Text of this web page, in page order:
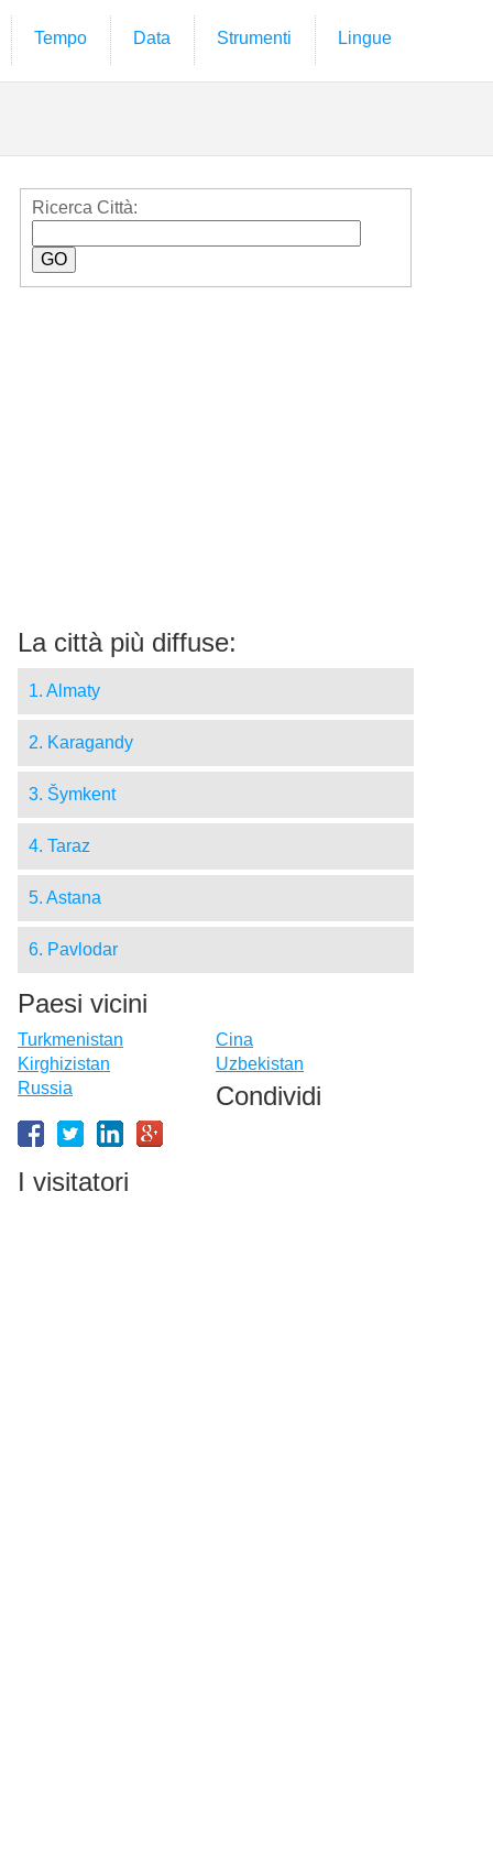
Tempo Data Strumenti Lingue
Ricerca Città:
La città più diffuse:
1. Almaty
2. Karagandy
3. Šymkent
4. Taraz
5. Astana
6. Pavlodar
Paesi vicini
Turkmenistan
Cina
Kirghizistan
Uzbekistan
Russia
Condividi
I visitatori